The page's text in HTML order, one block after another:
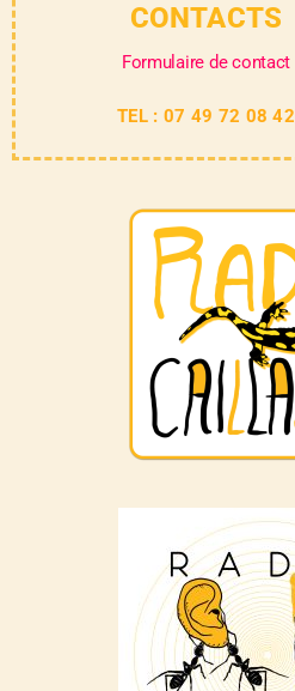
CONTACTS
Formulaire de contact
TEL : 07 49 72 08 42